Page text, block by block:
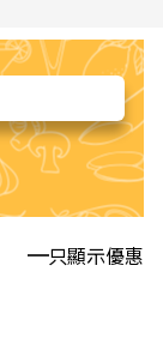
只顯示優惠